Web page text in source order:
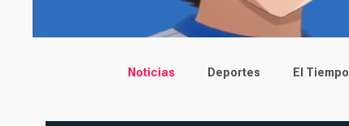
Main menu
Noticias Deportes El Tiempo